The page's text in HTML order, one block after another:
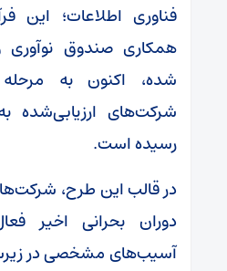
فناوری اطلاعات؛ این
همکاری صندوق
شده، اکنون به
شرکت‌های ارزیابی‌شده
رسیده است.
در قالب این طرح،
دوران بحرانی اخیر
آسیب‌های مشخصی در